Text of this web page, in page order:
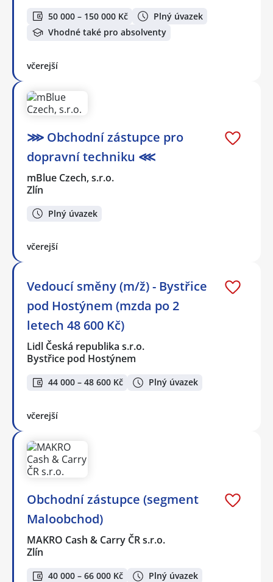
50 000 – 150 000 Kč
Plný úvazek
Vhodné také pro absolventy
včerejší
⋙ Obchodní zástupce pro
dopravní techniku ⋘
mBlue Czech, s.r.o.
Zlín
Plný úvazek
včerejší
Vedoucí směny (m/ž) - Bystřice
pod Hostýnem (mzda po 2
letech 48 600 Kč)
Lidl Česká republika s.r.o.
Bystřice pod Hostýnem
44 000 – 48 600 Kč Plný úvazek
včerejší
Obchodní zástupce (segment
Maloobchod)
MAKRO Cash & Carry ČR s.r.o.
Zlín
40 000 – 66 000 Kč Plný úvazek